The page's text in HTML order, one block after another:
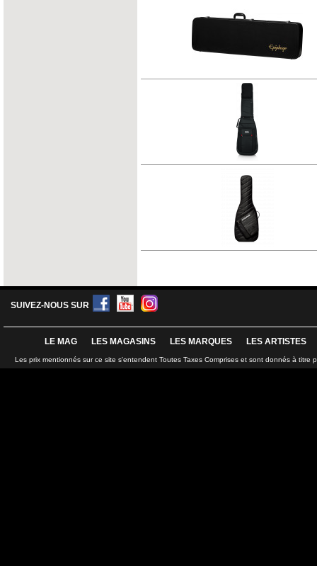
SUIVEZ-NOUS SUR
LE MAG LES MAGASINS LES MARQUES LES ARTISTES
Les prix mentionnés sur ce site s'entendent Toutes Taxes Comprises et sont donnés à